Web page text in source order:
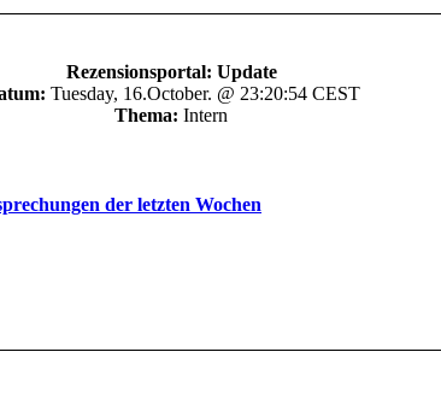
Rezensionsportal: Update
Tuesday, 16.October. @ 23:20:54 CEST
Thema: Intern
der letzten Wochen